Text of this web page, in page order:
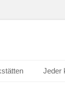
Jeder